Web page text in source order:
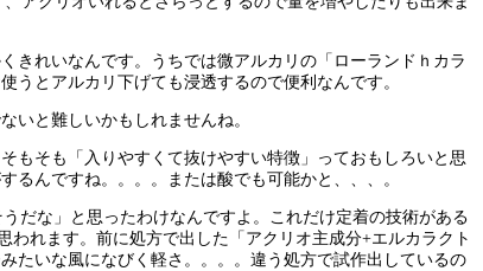
きれいなんです。うちでは微アルカリの「ローランドｈカラ
とアルカリ下げても浸透するので便利なんです。
いと難しいかもしれませんね。
もそも「入りやすくて抜けやすい特徴」っておもしろいと思
るんですね。。。。または酸でも可能かと、、、。
だな」と思ったわけなんですよ。これだけ定着の技術がある
れます。前に処方で出した「アクリオ主成分+エルカラクト
たいな風になびく軽さ。。。。違う処方で試作出しているの